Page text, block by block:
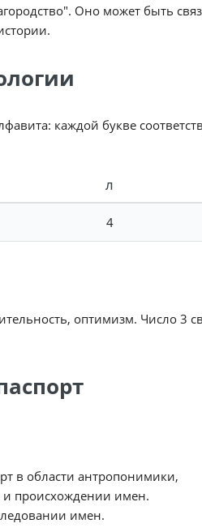
Оно может быть
каждой букве
Л
4
оптимизм. Число 3
в области антропонимики,
и происхождении имен.
имен.